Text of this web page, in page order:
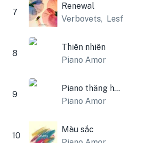
7
Renewal
Verbovets, Lesfm
8
Thiên nhiên
Piano Amor
9
Piano thăng hoa
Piano Amor
10
Màu sắc